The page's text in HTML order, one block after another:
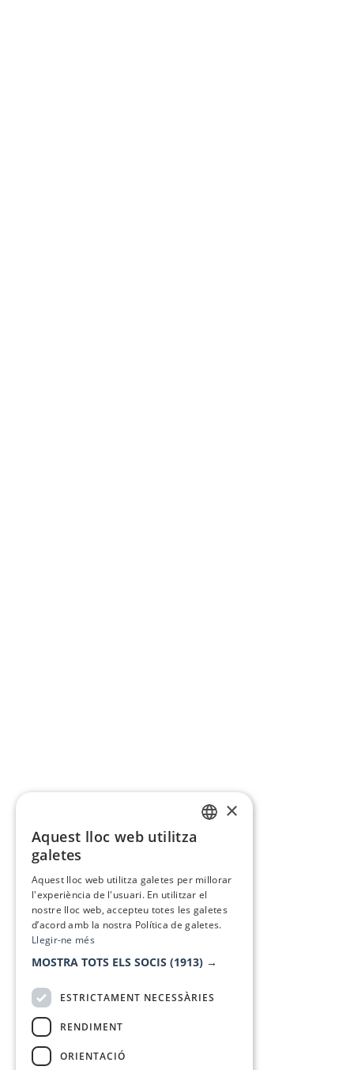
×
Aquest lloc web utilitza
galetes
Aquest lloc web utilitza galetes per millorar
l'experiència de l'usuari. En utilitzar el
nostre lloc web, accepteu totes les galetes
d’acord amb la nostra Política de galetes.
Llegir-ne més
MOSTRA TOTS ELS SOCIS (1913) →
ESTRICTAMENT NECESSÀRIES
RENDIMENT
ORIENTACIÓ